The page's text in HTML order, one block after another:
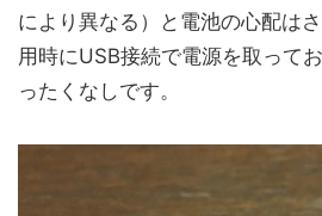
により異なる）と電池の心配は
用時にUSB接続で電源を取って
ったくなしです。